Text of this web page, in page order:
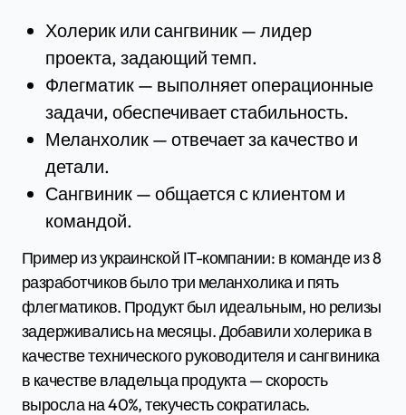
Холерик или сангвиник — лидер
проекта, задающий темп.
Флегматик — выполняет операционные
задачи, обеспечивает стабильность.
Меланхолик — отвечает за качество и
детали.
Сангвиник — общается с клиентом и
командой.
Пример из украинской IT-компании: в команде из 8
разработчиков было три меланхолика и пять
флегматиков. Продукт был идеальным, но релизы
задерживались на месяцы. Добавили холерика в
качестве технического руководителя и сангвиника
в качестве владельца продукта — скорость
выросла на 40%, текучесть сократилась.